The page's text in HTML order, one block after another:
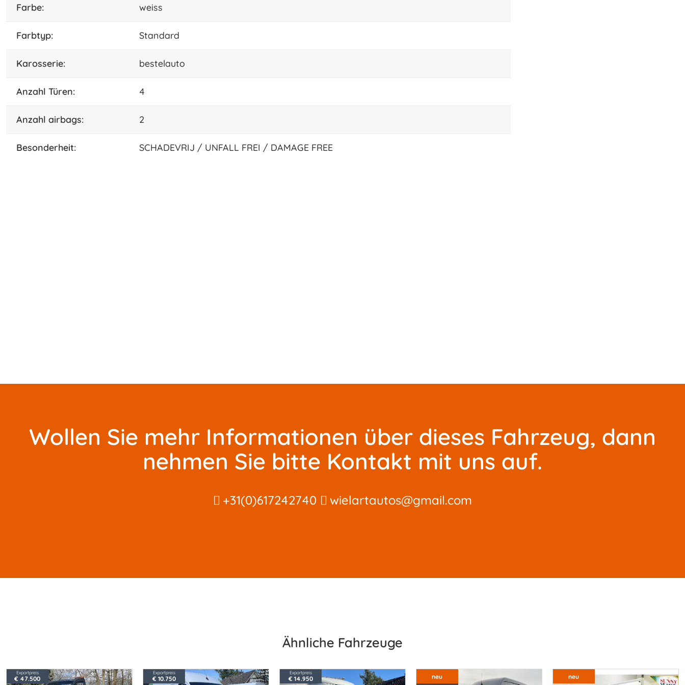
farbe: weiss
Farbtyp: Standard
karosserie: bestelauto
Anzahl Türen: 4
anzahl airbags: 2
besonderheit: SCHADEVRIJ / UNFALL FREI / DAMAGE FREE
Wollen Sie mehr Informationen über dieses Fahrzeug, dann
nehmen Sie bitte Kontakt mit uns auf.
+31(0)617242740 wielartautos@gmail.com
Ähnliche Fahrzeuge
Exportpreis
€ 47.500
Exportpreis
€ 10.750
Exportpreis
€ 14.950 neu neu